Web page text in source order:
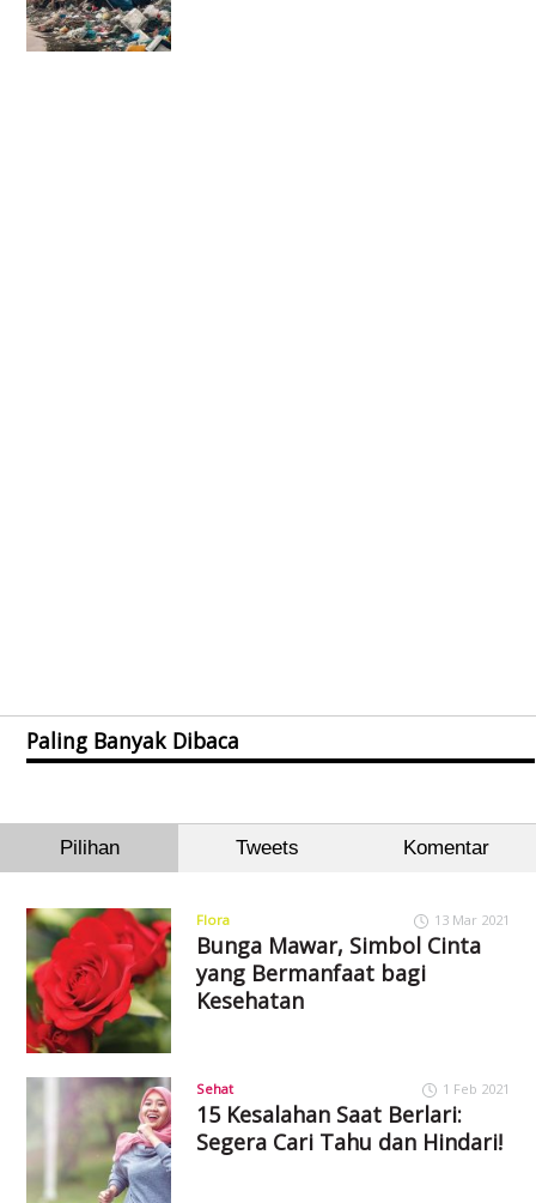
Paling Banyak Dibaca
Pilihan Tweets Komentar
Flora 13 Mar 2021
Bunga Mawar, Simbol Cinta
yang Bermanfaat bagi
Kesehatan
Sehat 1 Feb 2021
15 Kesalahan Saat Berlari:
Segera Cari Tahu dan Hindari!